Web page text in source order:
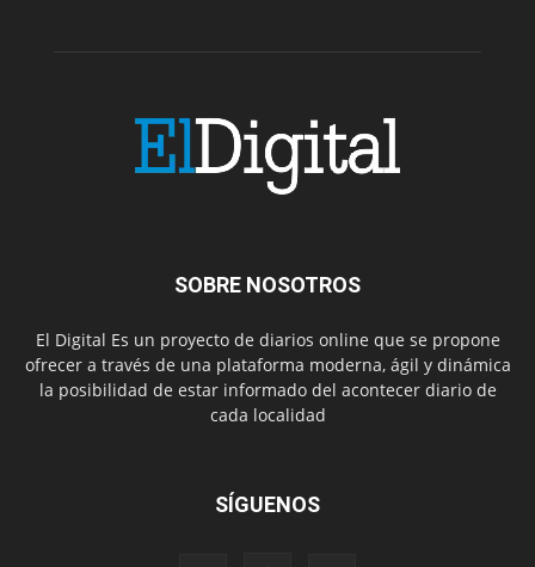
SOBRE NOSOTROS
El Digital Es un proyecto de diarios online que se propone
ofrecer a través de una plataforma moderna, ágil y dinámica
la posibilidad de estar informado del acontecer diario de
cada localidad
SÍGUENOS